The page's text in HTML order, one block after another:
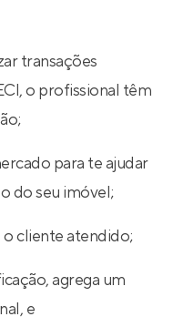
transações
o profissional têm
para te ajudar
do seu imóvel;
cliente atendido;
agrega um
e